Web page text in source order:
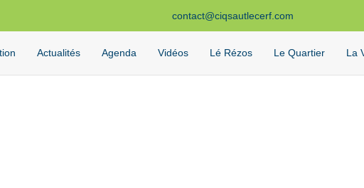
contact@ciqsautlecerf.com
Actualités Agenda Vidéos Lé Rézos Le Quartier La